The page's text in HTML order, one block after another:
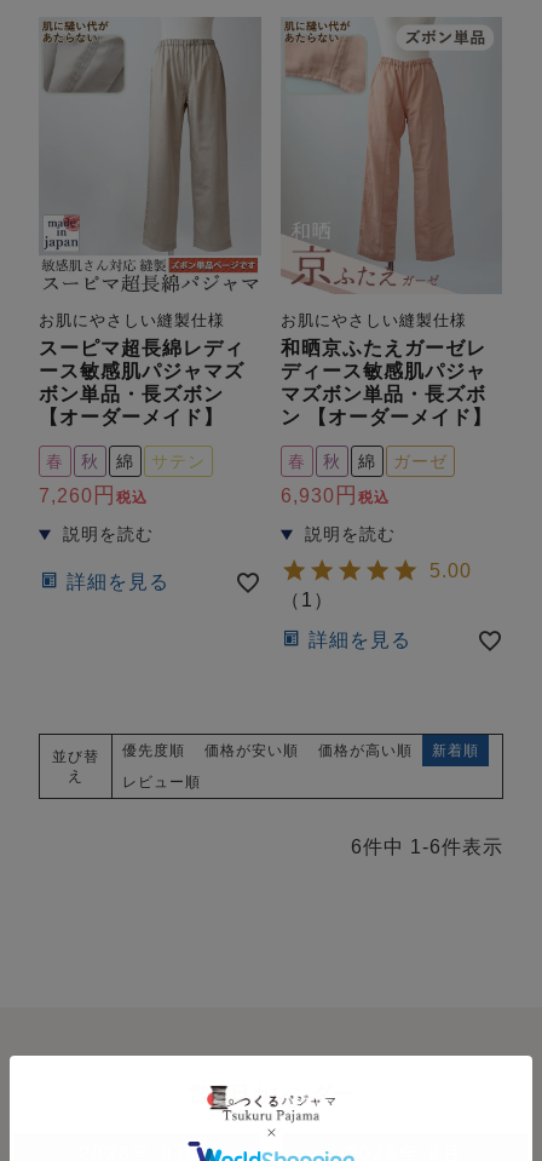
単品
ガールズ
ズボ
ン単品
単品
ボーイズ
ズボ
ン単品
売れ筋ランキング
新着商品
すべてのデザインのパジャマ一覧はこちら
お肌にやさしい縫製仕様
スーピマ超長綿レディ
ース敏感肌パジャマズ
ボン単品・長ズボン
【オーダーメイド】
春 秋 綿 サテン
7,260 税込
詳細を見る
お肌にやさしい縫製仕様
和晒京ふたえガーゼレ
ディース敏感肌パジャ
マズボン単品・長ズボ
ン 【オーダーメイド】
春 秋 綿 ガーゼ
6,930 税込
5.00
（ 1 ）
詳細を見る
並び替
え
優先度順 価格が安い順 価格が高い順
新着順
レビュー順
6件中 1-6件表示
営業日カレンダー